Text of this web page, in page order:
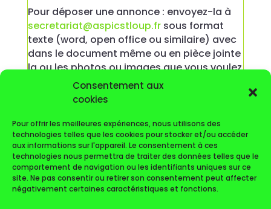
Consentement aux
cookies
Pour offrir les meilleures expériences, nous utilisons des
technologies telles que les cookies pour stocker et/ou accéder
aux informations sur l'appareil. Le consentement à ces
technologies nous permettra de traiter des données telles que le
comportement de navigation ou les identifiants uniques sur ce
site. Ne pas consentir ou retirer son consentement peut affecter
négativement certaines caractéristiques et fonctions.
Pour déposer une annonce : envoyez-la à
secretariat@aspicstloup.frsous format
texte (word, open office ou similaire) avec
dans le document même ou en pièce jointe
la ou les photos ou images que vous voulez
joindre. Vos coordonnées : nom, prénom, n°
de téléphone où vous joindre.
Nous ferons le nécessaire pour mettre
votre annonce en ligne le plus rapidement
possible.
Merci de nous avertir lorsque l'annonce
sera périmée (elle s'effacera au bout de 6
mois automatiquement, sauf si vous